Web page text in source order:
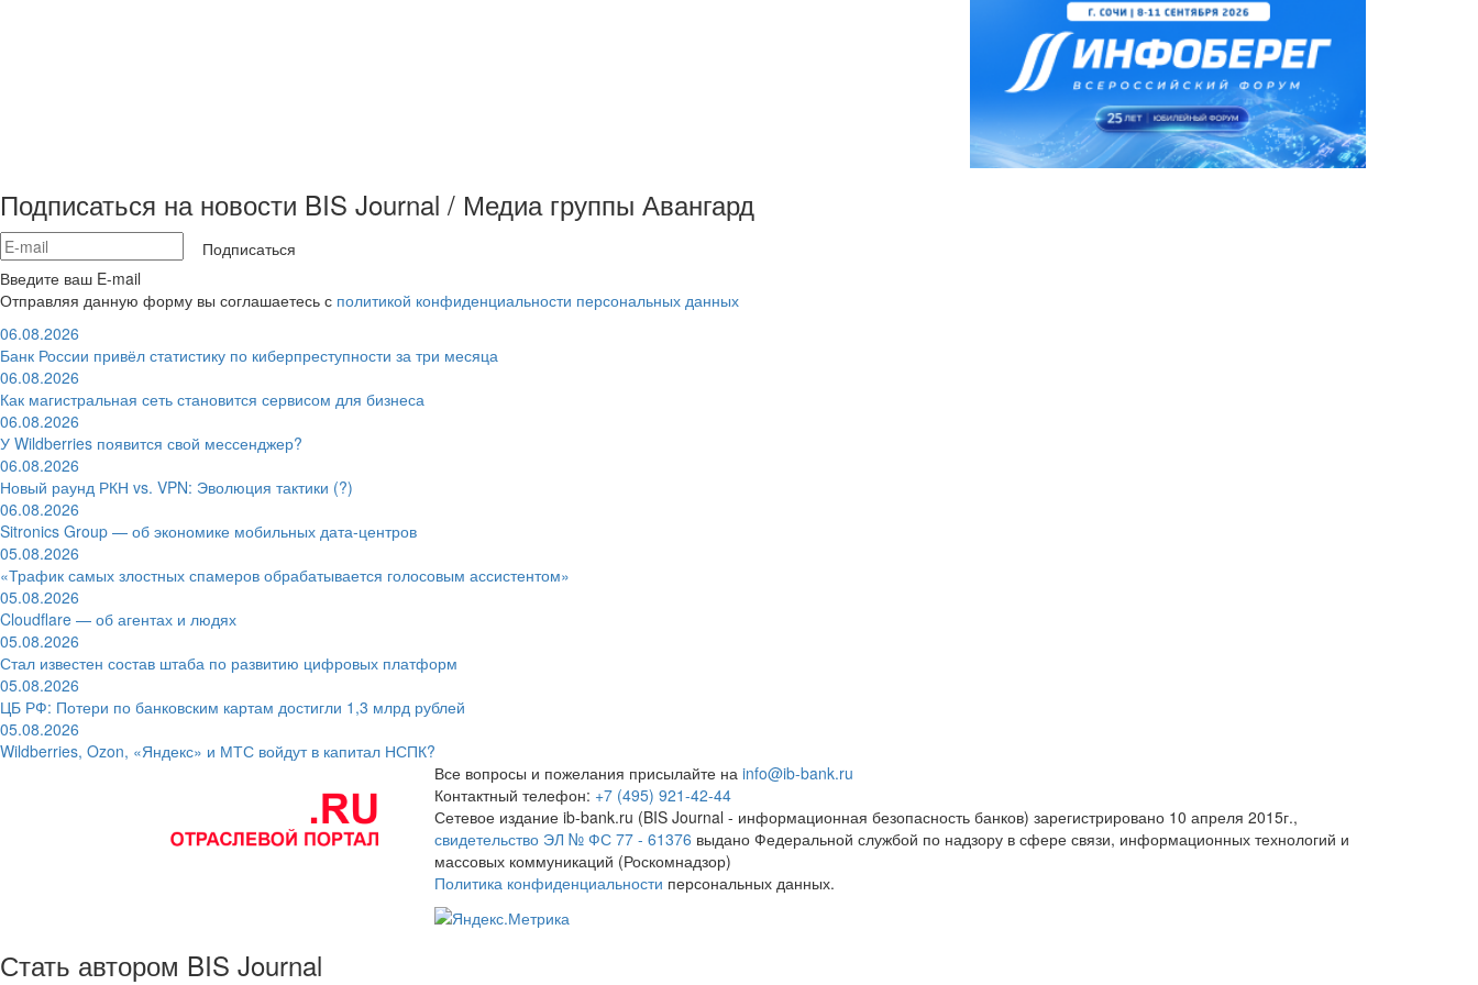
Подписаться на новости BIS Journal / Медиа группы Авангард
Подписаться
Введите ваш E-mail
Отправляя данную форму вы соглашаетесь с политикой конфиденциальности персональных данных
06.08.2026
Банк России привёл статистику по киберпреступности за три месяца
06.08.2026
Как магистральная сеть становится сервисом для бизнеса
06.08.2026
У Wildberries появится свой мессенджер?
06.08.2026
Новый раунд РКН vs. VPN: Эволюция тактики (?)
06.08.2026
Sitronics Group — об экономике мобильных дата-центров
05.08.2026
«Трафик самых злостных спамеров обрабатывается голосовым ассистентом»
05.08.2026
Cloudflare — об агентах и людях
05.08.2026
Стал известен состав штаба по развитию цифровых платформ
05.08.2026
ЦБ РФ: Потери по банковским картам достигли 1,3 млрд рублей
05.08.2026
Wildberries, Ozon, «Яндекс» и МТС войдут в капитал НСПК?
Все вопросы и пожелания присылайте на info@ib-bank.ru
Контактный телефон: +7 (495) 921-42-44
Сетевое издание ib-bank.ru (BIS Journal - информационная безопасность банков) зарегистрировано 10 апреля 2015г.,
свидетельство ЭЛ № ФС 77 - 61376 выдано Федеральной службой по надзору в сфере связи, информационных технологий и
массовых коммуникаций (Роскомнадзор)
Политика конфиденциальности персональных данных.
Стать автором BIS Journal